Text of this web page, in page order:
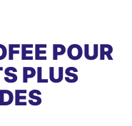
POUR
PLUS